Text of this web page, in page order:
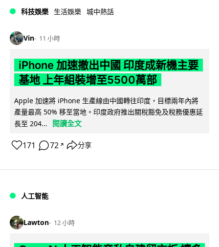
科技娛樂 生活娛樂 城中熱話
Vin 11 小時
iPhone 加速撤出中國 印度成新機主要
基地 上年組裝增至5500萬部
Apple 加速將 iPhone 生產線由中國轉往印度，目標兩年內將
產量最高 50% 移至當地。印度政府推出關稅豁免及稅務優惠延
長至 204...
閱讀全文
171 72 ↗ 分享
人工智能
Lawton 12 小時